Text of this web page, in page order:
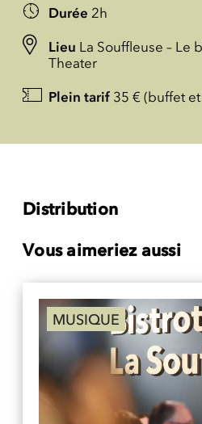
Durée 2h
Lieu La Souffleuse – Le
Theater
Plein tarif 35 € (buffet
Distribution
Vous aimeriez aussi
MUSIQUE